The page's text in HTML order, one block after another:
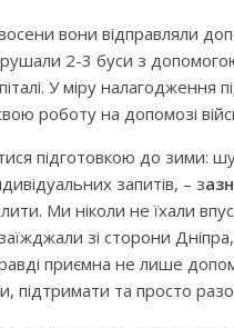
вони відправляли
2-3 буси з
У міру
роботу на допомозі
підготовкою до зими:
запитів, – з
Ми ніколи не їхали
зі сторони
приємна не лише
підтримати та просто